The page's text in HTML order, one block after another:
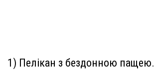
1) Пелікан з бездонною пащею.